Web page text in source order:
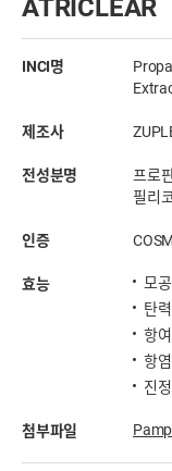
ATRICLEAR
INCI명
제조사
전성분명
프로
필리
인증
효능
모
탄력
항
항염
진정
첨부파일